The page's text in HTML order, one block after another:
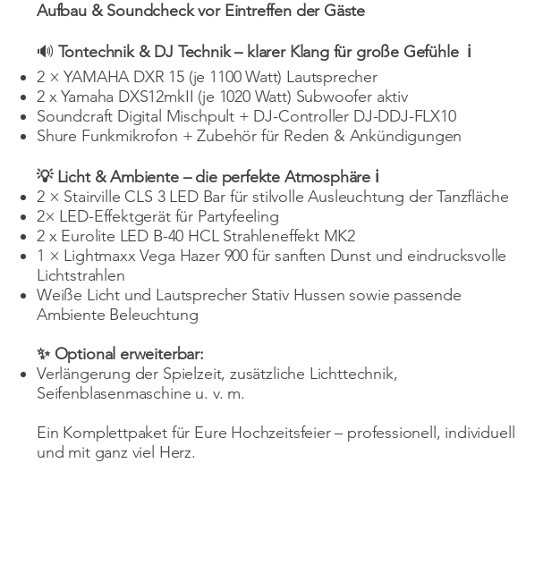
Aufbau & Soundcheck vor Eintreffen der Gäste
🔊 Tontechnik & DJ Technik – klarer Klang für große Gefühle ℹ️
2 × YAMAHA DXR 15 (je 1100 Watt) Lautsprecher
2 x Yamaha DXS12mkII (je 1020 Watt) Subwoofer aktiv
Soundcraft Digital Mischpult + DJ-Controller DJ-DDJ-FLX10
Shure Funkmikrofon + Zubehör für Reden & Ankündigungen
💡 Licht & Ambiente – die perfekte Atmosphäre ℹ️
2 × Stairville CLS 3 LED Bar für stilvolle Ausleuchtung der Tanzfläche
2× LED-Effektgerät für Partyfeeling
2 x Eurolite LED B-40 HCL Strahleneffekt MK2
1 × Lightmaxx Vega Hazer 900 für sanften Dunst und eindrucksvolle
Lichtstrahlen
Weiße Licht und Lautsprecher Stativ Hussen sowie passende
Ambiente Beleuchtung
✨ Optional erweiterbar:
Verlängerung der Spielzeit, zusätzliche Lichttechnik,
Seifenblasenmaschine u. v. m.
Ein Komplettpaket für Eure Hochzeitsfeier – professionell, individuell
und mit ganz viel Herz.